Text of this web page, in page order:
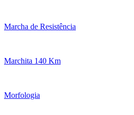
Marcha de Resistência
Marchita 140 Km
Morfologia